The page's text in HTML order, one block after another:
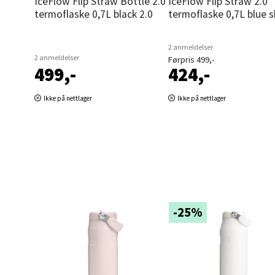
termoflaske 0,7L black 2.0
2 anmeldelser
499,-
Ikke på nettlager
termoflaske 0,7L blue
2 anmeldelser
Førpris 499,-
424,-
Ikke på nettlager
-25%
Åpent
Ski